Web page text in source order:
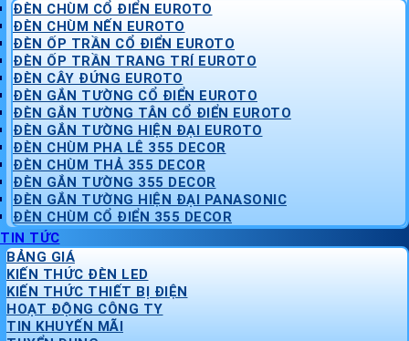
ĐÈN CHÙM CỔ ĐIỂN EUROTO
ĐÈN CHÙM NẾN EUROTO
ĐÈN ỐP TRẦN CỔ ĐIỂN EUROTO
ĐÈN ỐP TRẦN TRANG TRÍ EUROTO
ĐÈN CÂY ĐỨNG EUROTO
ĐÈN GẮN TƯỜNG CỔ ĐIỂN EUROTO
ĐÈN GẮN TƯỜNG TÂN CỔ ĐIỂN EUROTO
ĐÈN GẮN TƯỜNG HIỆN ĐẠI EUROTO
ĐÈN CHÙM PHA LÊ 355 DECOR
ĐÈN CHÙM THẢ 355 DECOR
ĐÈN GẮN TƯỜNG 355 DECOR
ĐÈN GẮN TƯỜNG HIỆN ĐẠI PANASONIC
ĐÈN CHÙM CỔ ĐIỂN 355 DECOR
TIN TỨC
BẢNG GIÁ
KIẾN THỨC ĐÈN LED
KIẾN THỨC THIẾT BỊ ĐIỆN
HOẠT ĐỘNG CÔNG TY
TIN KHUYẾN MÃI